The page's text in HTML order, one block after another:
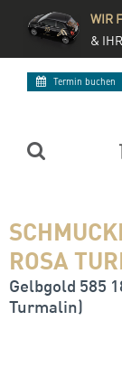
WIR
&
Termin buchen
ROSA
Gelbgold 585
Turmalin)